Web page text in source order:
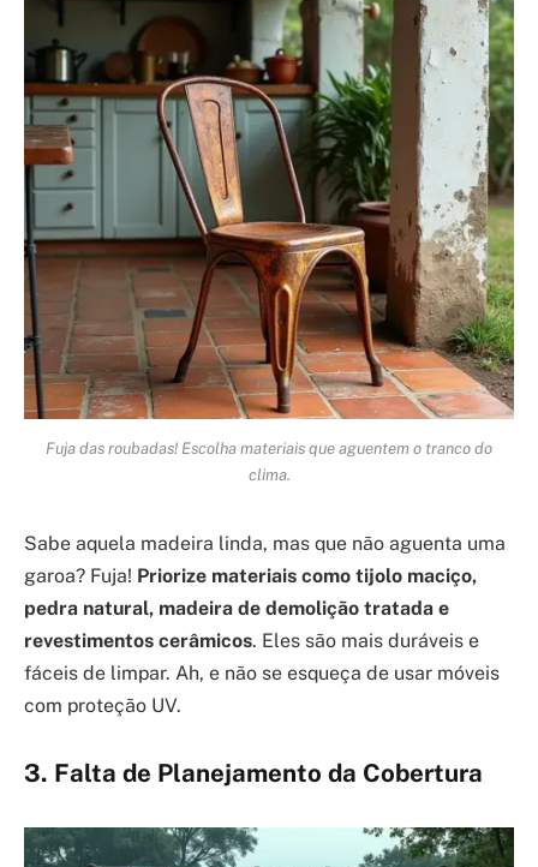
Fuja das roubadas! Escolha materiais que aguentem o tranco do
clima.
Sabe aquela madeira linda, mas que não aguenta uma
garoa? Fuja! Priorize materiais como tijolo maciço,
pedra natural, madeira de demolição tratada e
revestimentos cerâmicos. Eles são mais duráveis e
fáceis de limpar. Ah, e não se esqueça de usar móveis
com proteção UV.
3. Falta de Planejamento da Cobertura